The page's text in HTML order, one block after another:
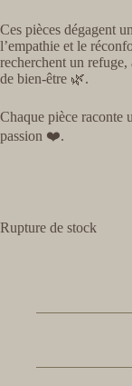
Ces pièces dégagent
l’empathie et le
recherchent un refuge,
de bien-être 🌿.
Chaque pièce raconte
passion ❤️.
Rupture de stock